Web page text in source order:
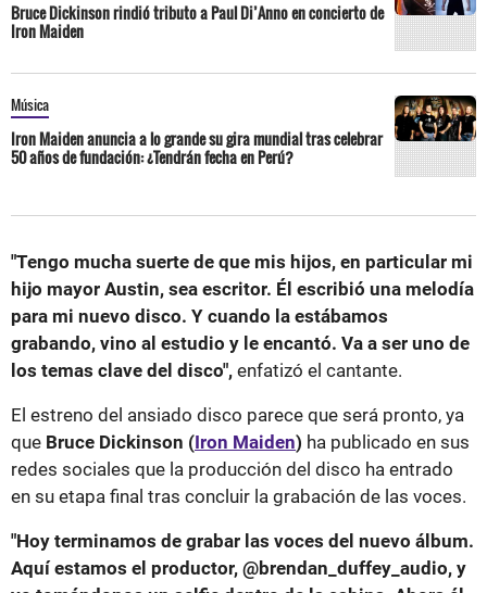
Bruce Dickinson rindió tributo a Paul Di’Anno en concierto de
Iron Maiden
Música
Iron Maiden anuncia a lo grande su gira mundial tras celebrar
50 años de fundación: ¿Tendrán fecha en Perú?
"Tengo mucha suerte de que mis hijos, en particular mi
hijo mayor Austin, sea escritor. Él escribió una melodía
para mi nuevo disco. Y cuando la estábamos
grabando, vino al estudio y le encantó. Va a ser uno de
los temas clave del disco", enfatizó el cantante.
El estreno del ansiado disco parece que será pronto, ya
que Bruce Dickinson (Iron Maiden) ha publicado en sus
redes sociales que la producción del disco ha entrado
en su etapa final tras concluir la grabación de las voces.
"Hoy terminamos de grabar las voces del nuevo álbum.
Aquí estamos el productor, @brendan_duffey_audio, y